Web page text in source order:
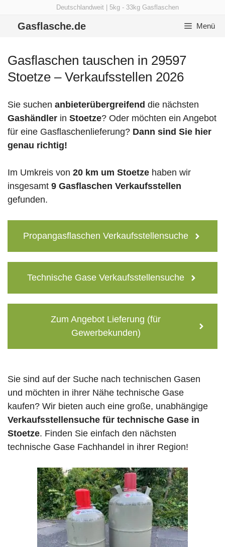
Deutschlandweit | 5kg - 33kg Gasflaschen
Gasflasche.de Menü
Gasflaschen tauschen in 29597
Stoetze – Verkaufsstellen 2026
Sie suchen anbieterübergreifend die nächsten
Gashändler in Stoetze? Oder möchten ein Angebot
für eine Gasflaschenlieferung? Dann sind Sie hier
genau richtig!
Im Umkreis von 20 km um Stoetze haben wir
insgesamt 9 Gasflaschen Verkaufsstellen
gefunden.
Propangasflaschen Verkaufsstellensuche
Technische Gase Verkaufsstellensuche
Zum Angebot Lieferung (für
Gewerbekunden)
Sie sind auf der Suche nach technischen Gasen
und möchten in ihrer Nähe technische Gase
kaufen? Wir bieten auch eine große, unabhängige
Verkaufsstellensuche für technische Gase in
Stoetze. Finden Sie einfach den nächsten
technische Gase Fachhandel in ihrer Region!